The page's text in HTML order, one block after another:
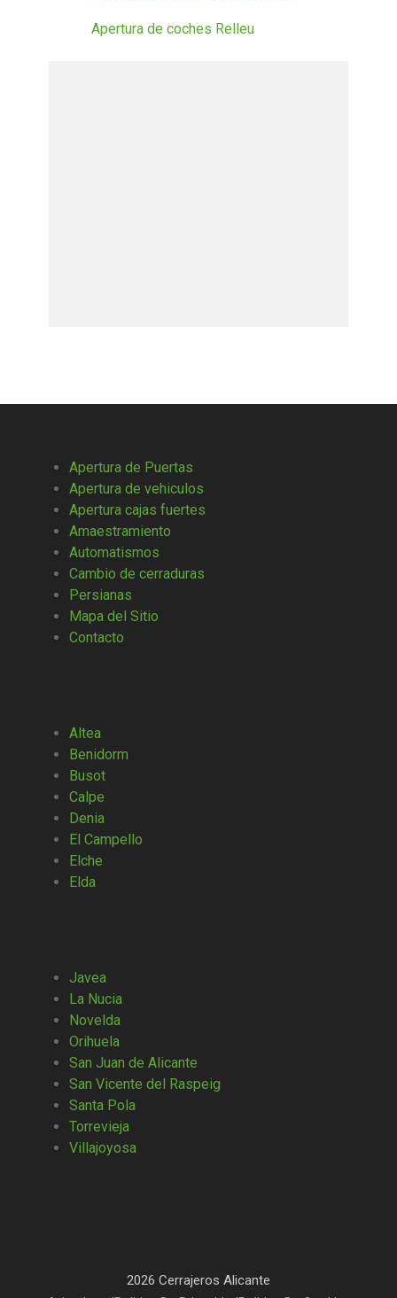
Apertura de coches Relleu
Apertura de Puertas
Apertura de vehiculos
Apertura cajas fuertes
Amaestramiento
Automatismos
Cambio de cerraduras
Persianas
Mapa del Sitio
Contacto
Altea
Benidorm
Busot
Calpe
Denia
El Campello
Elche
Elda
Javea
La Nucia
Novelda
Orihuela
San Juan de Alicante
San Vicente del Raspeig
Santa Pola
Torrevieja
Villajoyosa
2026 Cerrajeros Alicante